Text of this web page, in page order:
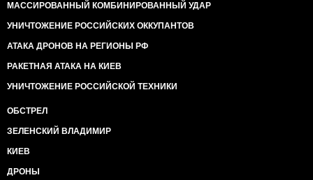
МАССИРОВАННЫЙ КОМБИНИРОВАННЫЙ УДАР
УНИЧТОЖЕНИЕ РОССИЙСКИХ ОККУПАНТОВ
АТАКА ДРОНОВ НА РЕГИОНЫ РФ
РАКЕТНАЯ АТАКА НА КИЕВ
УНИЧТОЖЕНИЕ РОССИЙСКОЙ ТЕХНИКИ
ОБСТРЕЛ
ЗЕЛЕНСКИЙ ВЛАДИМИР
КИЕВ
ДРОНЫ